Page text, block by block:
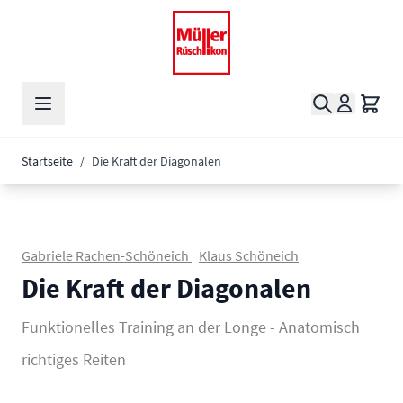
Suche
Startseite / Die Kraft der Diagonalen
Gabriele Rachen-Schöneich Klaus Schöneich
Die Kraft der Diagonalen
Funktionelles Training an der Longe - Anatomisch
richtiges Reiten